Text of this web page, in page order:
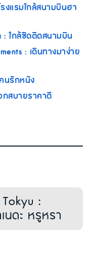
งแรมใกล้สนามบินฮา
: ใกล้ชิดติดสนามบิน
: เดินทางมาง่าย
นรักหนัง
กสบายราคาดี
:
นดะ หรูหรา